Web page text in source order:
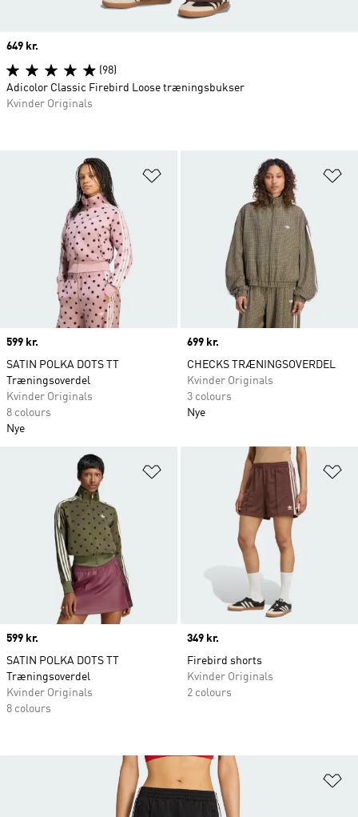
Price
599 kr.
SATIN POLKA DOTS TT
Træningsoverdel
Kvinder Originals
8 colours
Nye
Price
699 kr.
CHECKS TRÆNINGSOVERDEL
Kvinder Originals
3 colours
Nye
Føj til ønskeliste
Price
599 kr.
SATIN POLKA DOTS TT
Træningsoverdel
Kvinder Originals
8 colours
Price
349 kr.
Firebird shorts
Kvinder Originals
2 colours
Price
649 kr.
(98)
Adicolor Classic Firebird Loose træningsbukser
Kvinder Originals